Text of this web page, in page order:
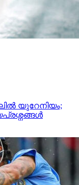
യുറേനിയം;